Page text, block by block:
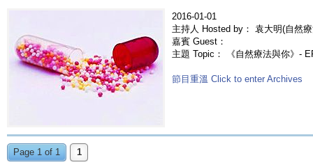
2016-01-01
主持人 Hosted by： 袁大明(自然
嘉賓 Guest：
主題 Topic： 《自然療法與你》-
節目重溫 Click to enter Archives
Page 1 of 1 1